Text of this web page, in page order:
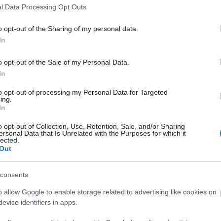
Data Processing Opt Outs
opt-out of the Sharing of my personal data.
opt-out of the Sale of my Personal Data.
opt-out of processing my Personal Data for Targeted
opt-out of Collection, Use, Retention, Sale, and/or Sharing
Data that Is Unrelated with the Purposes for which it
allow Google to enable storage related to advertising like cookies on
identifiers in apps.
vacsorát, melynek kínálata:
ITALKÍNÁLAT
(Törley édes és száraz)
– korlátlan
MENÜ
fűszervaj rózsával
hideg ízelítő tál
és balzsamos aszalt áfonyával